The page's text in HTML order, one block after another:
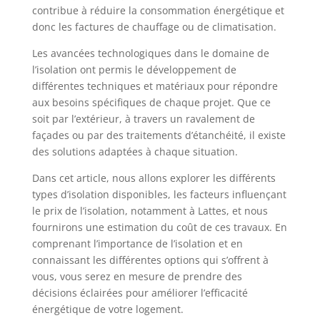
contribue à réduire la consommation énergétique et
donc les factures de chauffage ou de climatisation.
Les avancées technologiques dans le domaine de
l’isolation ont permis le développement de
différentes techniques et matériaux pour répondre
aux besoins spécifiques de chaque projet. Que ce
soit par l’extérieur, à travers un ravalement de
façades ou par des traitements d’étanchéité, il existe
des solutions adaptées à chaque situation.
Dans cet article, nous allons explorer les différents
types d’isolation disponibles, les facteurs influençant
le prix de l’isolation, notamment à Lattes, et nous
fournirons une estimation du coût de ces travaux. En
comprenant l’importance de l’isolation et en
connaissant les différentes options qui s’offrent à
vous, vous serez en mesure de prendre des
décisions éclairées pour améliorer l’efficacité
énergétique de votre logement.